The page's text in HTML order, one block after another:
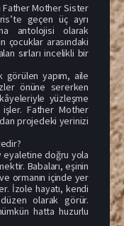
Father Mother Sister
geçen üç ayrı
antolojisi olarak
çocuklar arasındaki
sırları incelikli bir
görülen yapım, aile
önüne sererken
yüzleşme
Father Mother
projedeki yerinizi
eyaletine doğru yola
Babaları, eşinin
ormanın içinde yer
İzole hayatı, kendi
olarak görür.
hatta huzurlu